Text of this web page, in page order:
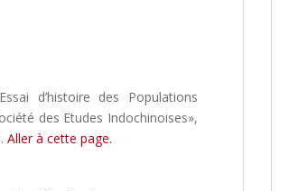
d’histoire des Populations
des Etudes Indochinoises»,
Aller à cette page.